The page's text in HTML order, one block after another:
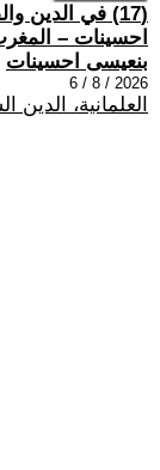
احسينات –
بنعيسى احسينات
2026 / 8 / 6
العلمانية،